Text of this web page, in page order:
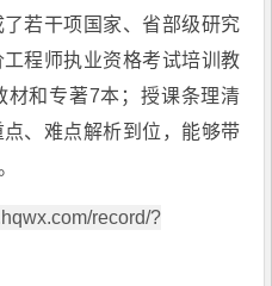
若干项国家、省部级研究
程师执业资格考试培训教
材和专著7本；授课条理清
、难点解析到位，能够带
record/?